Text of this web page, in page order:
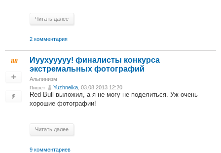
Читать далее
2 комментария
88
Йуухууууу! финалисты конкурса
экстремальных фотографий
Альпинизм
Пишет Yuzhneika , 03.08.2013 12:20
Red Bull выложил, а я не могу не поделиться. Уж очень
хорошие фотографии!
Читать далее
9 комментариев